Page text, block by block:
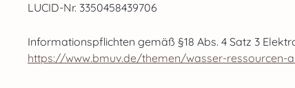
LUCID-Nr. 3350458439706
Informationspflichten gemäß §18 Abs. 4 Satz 3
https://www.bmuv.de/themen/wasser-